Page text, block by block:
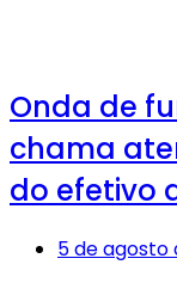
Onda de
chama
do efetivo
5 de agosto